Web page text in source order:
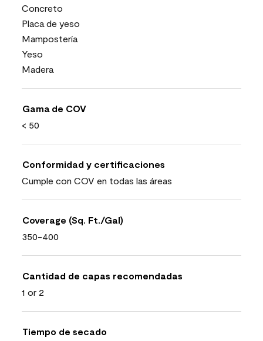
Concreto
Placa de yeso
Mampostería
Yeso
Madera
Gama de COV
< 50
Conformidad y certificaciones
Cumple con COV en todas las áreas
Coverage (Sq. Ft./Gal)
350-400
Cantidad de capas recomendadas
1 or 2
Tiempo de secado